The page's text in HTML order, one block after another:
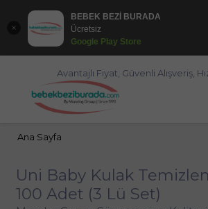
BEBEK BEZİ BURADA
Ücretsiz
Google Play Store
Avantajlı Fiyat, Güvenli Alışveriş,
Ana Sayfa
Uni Baby Kulak
100 Adet (3 Lü Set)